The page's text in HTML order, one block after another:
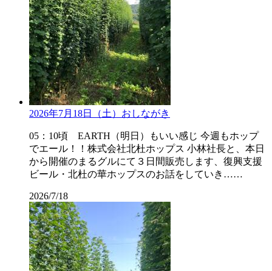
2026年7月18日（土）おしながき
05：10頃 EARTH（明日）もいい感じ 今週もホップ
でエール！！株式会社北杜ホップス 小林社長と、本日
から開催のまるグルにて３日間販売します、復興支援
ビール・北杜の華ホップスのお話をしていき……
2026/7/18